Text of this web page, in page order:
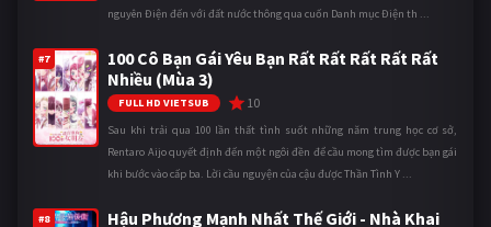
nguyên Điện đến với đất nước thông qua cuốn Danh mục Điện th ...
#7
100 Cô Bạn Gái Yêu Bạn Rất Rất Rất Rất Rất
Nhiều (Mùa 3)
FULL HD VIETSUB 10
Sau khi trải qua 100 lần thất tình suốt những năm trung học cơ sở,
Rentaro Aijo quyết định đến một ngôi đền để cầu mong tìm được bạn gái
khi bước vào cấp ba. Lời cầu nguyện của cậu được Thần Tình Y ...
#8
Hậu Phương Mạnh Nhất Thế Giới - Nhà Khai